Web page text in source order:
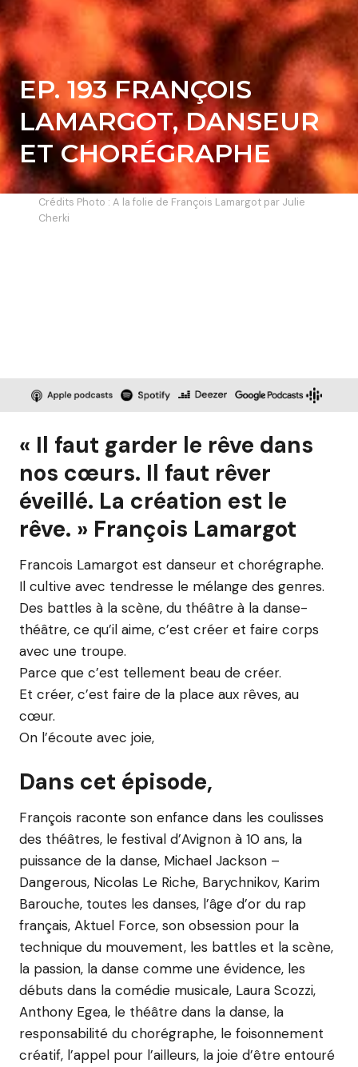
EP. 193 FRANÇOIS
LAMARGOT, DANSEUR
ET CHORÉGRAPHE
Crédits Photo : A la folie de François Lamargot par Julie
Cherki
« Il faut garder le rêve dans
nos cœurs. Il faut rêver
éveillé. La création est le
rêve. » François Lamargot
Francois Lamargot est danseur et chorégraphe.
Il cultive avec tendresse le mélange des genres.
Des battles à la scène, du théâtre à la danse-
théâtre, ce qu’il aime, c’est créer et faire corps
avec une troupe.
Parce que c’est tellement beau de créer.
Et créer, c’est faire de la place aux rêves, au
cœur.
On l’écoute avec joie,
Dans cet épisode,
François raconte son enfance dans les coulisses
des théâtres, le festival d’Avignon à 10 ans, la
puissance de la danse, Michael Jackson –
Dangerous, Nicolas Le Riche, Barychnikov, Karim
Barouche, toutes les danses, l’âge d’or du rap
français, Aktuel Force, son obsession pour la
technique du mouvement, les battles et la scène,
la passion, la danse comme une évidence, les
débuts dans la comédie musicale, Laura Scozzi,
Anthony Egea, le théâtre dans la danse, la
responsabilité du chorégraphe, le foisonnement
créatif, l’appel pour l’ailleurs, la joie d’être entouré